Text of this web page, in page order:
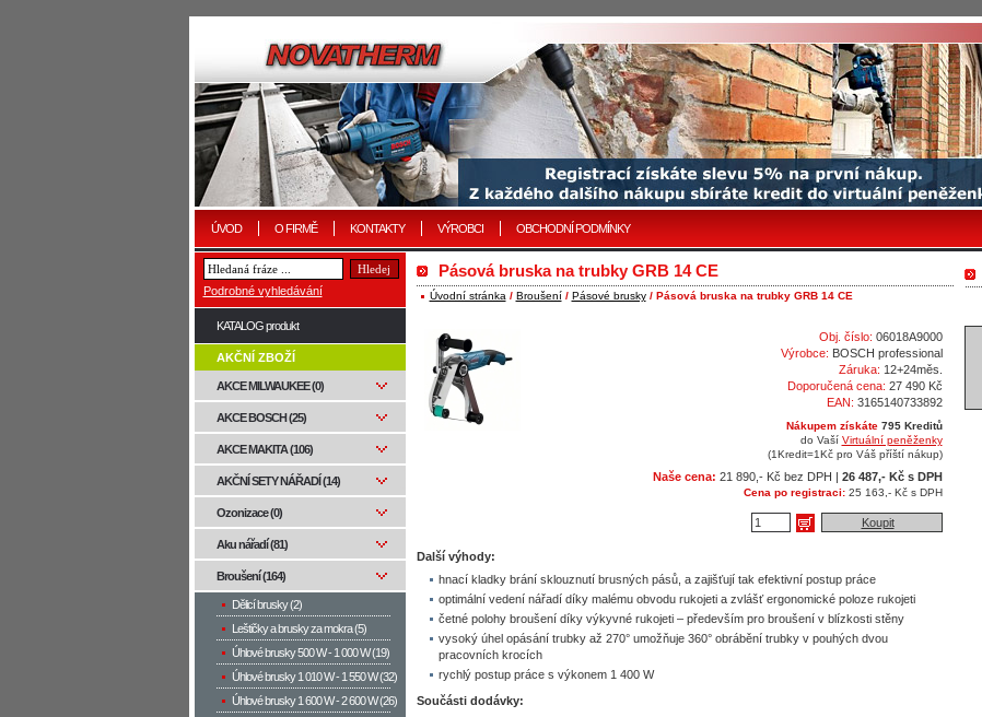
ÚVOD O FIRMĚ KONTAKTY VÝROBCI OBCHODNÍ PODMÍNKY
Pásová bruska na trubky GRB 14 CE
Úvodní stránka / Broušení/ Pásové brusky/ Pásová bruska na trubky GRB 14 CE
Obj. číslo: 06018A9000
Výrobce: BOSCH professional
Záruka: 12+24měs.
Doporučená cena: 27 490 Kč
EAN: 3165140733892
Nákupem získáte795 Kreditů
do Vaší Virtuální peněženky
(1Kredit=1Kč pro Váš příští nákup)
Naše cena: 21 890,- Kč bez DPH | 26 487,- Kč s DPH
Cena po registraci:25 163,- Kč s DPH
Koupit
Další výhody:
hnací kladky brání sklouznutí brusných pásů, a zajišťují tak efektivní postup práce
optimální vedení nářadí díky malému obvodu rukojeti a zvlášť ergonomické poloze rukojeti
četné polohy broušení díky výkyvné rukojeti – především pro broušení v blízkosti stěny
vysoký úhel opásání trubky až 270° umožňuje 360° obrábění trubky v pouhých dvou
pracovních krocích
rychlý postup práce s výkonem 1 400 W
Součásti dodávky:
Podrobné vyhledávání
KATALOG produkt
AKČNÍ ZBOŽÍ
AKCE MILWAUKEE (0)
AKCE BOSCH (25)
AKCE MAKITA (106)
AKČNÍ SETY NÁŘADÍ (14)
Ozonizace (0)
Aku nářadí (81)
Broušení (164)
Dělicí brusky (2)
Leštičky a brusky za mokra (5)
Úhlové brusky 500 W­ - 1 000 W (19)
Úhlové brusky 1 010 W - 1 550 W (32)
Úhlové brusky 1 600 W - 2 600 W (26)